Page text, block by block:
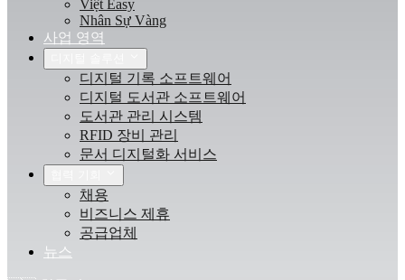
Việt Easy
Nhân Sự Vàng
사업 영역
디지털 기록 소프트웨어
디지털 도서관 소프트웨어
도서관 관리 시스템
RFID 장비 관리
문서 디지털화 서비스
채용
비즈니스 제휴
공급업체
뉴스